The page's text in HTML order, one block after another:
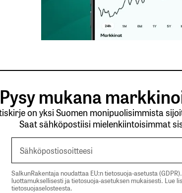
Pysy mukana
on yksi Suomen monipuolisimmista
Saat sähköpostiisi mielenkiintoisimmat
SalkunRakentaja noudattaa EU:n tietosuoja-asetusta
luottamuksellisesti ja tietosuoja-asetuksen mukaisesti. Lue
tietosuojaselosteesta.